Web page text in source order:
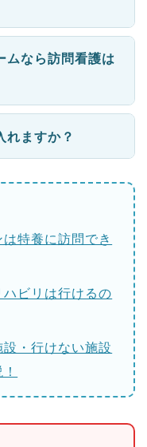
ムなら訪問看護は
れますか？
特養に訪問でき
ビリは行けるの
・行けない施設